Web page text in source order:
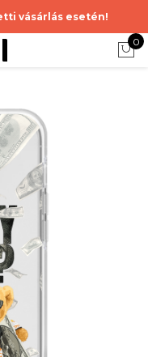
vásárlás esetén!
0